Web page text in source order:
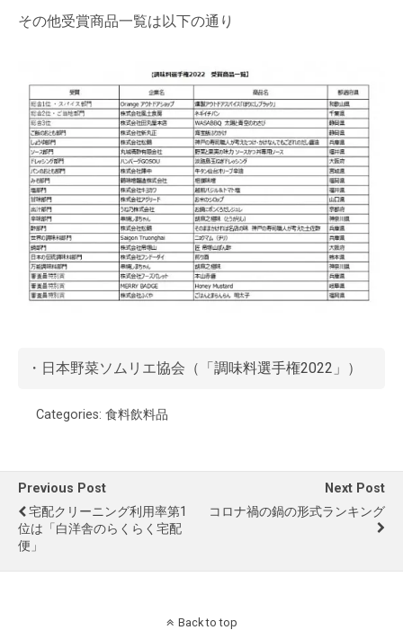
その他受賞商品一覧は以下の通り
・日本野菜ソムリエ協会（ 「調味料選手権2022」 ）
Categories: 食料飲料品
Previous Post
宅配クリーニング利用率第1
位は「白洋舎のらくらく宅配
便」
Next Post
コロナ禍の鍋の形式ランキング
Back to top